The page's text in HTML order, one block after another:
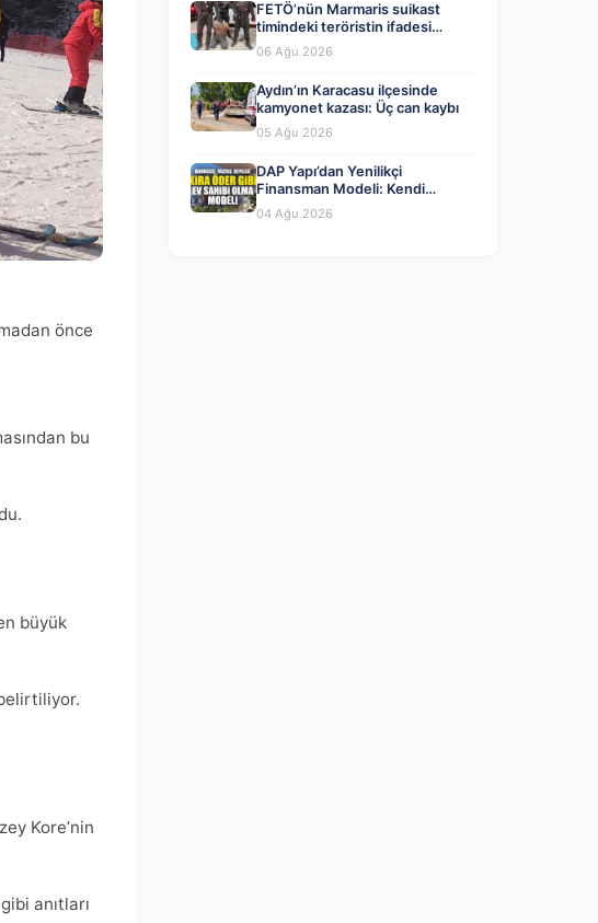
önce
bu
büyük
Kore’nin
anıtları
FETÖ’nün Marmaris suikast
timindeki teröristin ifadesi
ortaya çıktı. Gizli toplantıyı
anlattı
06 Ağu 2026
Aydın’ın Karacasu ilçesinde
kamyonet kazası: Üç can kaybı
05 Ağu 2026
DAP Yapı’dan Yenilikçi
Finansman Modeli: Kendi
Kendini Ödeyen Evler Ataşehir
173’te Başladı
04 Ağu 2026